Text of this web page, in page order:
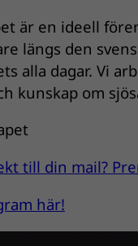
är en ideell
längs den
alla dagar. Vi
kunskap om
till din mail?
här!